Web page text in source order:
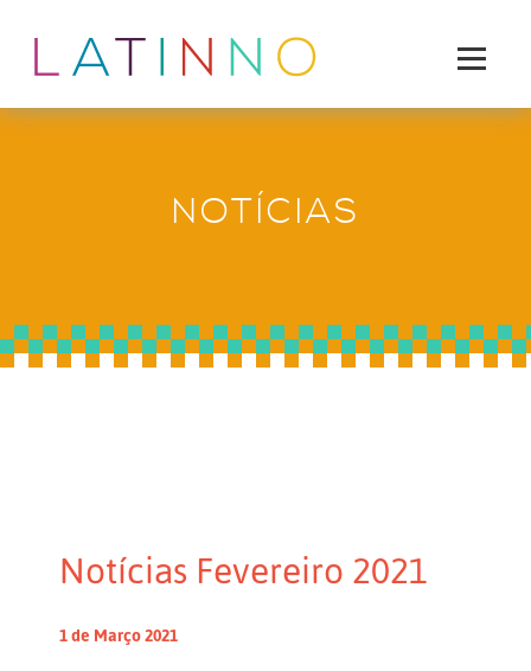
NOTÍCIAS
Notícias Fevereiro 2021
1 de Março 2021